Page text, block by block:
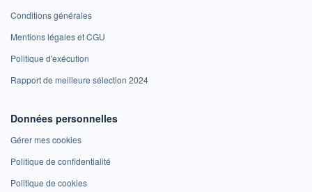
Conditions générales
Mentions légales et CGU
Politique d'exécution
Rapport de meilleure sélection 2024
Données personnelles
Gérer mes cookies
Politique de confidentialité
Politique de cookies